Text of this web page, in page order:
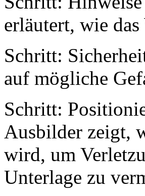
erläutert, wie
Schritt:
auf mögliche
Schritt:
Ausbilder zeigt,
wird, um
Unterlage zu